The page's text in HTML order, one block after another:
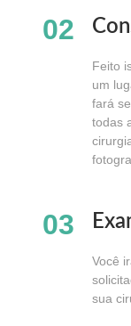
02
Feito
um
fará
todas
03
Você
sua